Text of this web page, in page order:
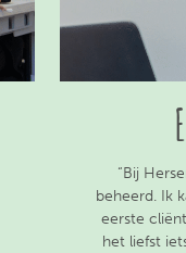
“Bij
beheerd. Ik
eerste
het liefst